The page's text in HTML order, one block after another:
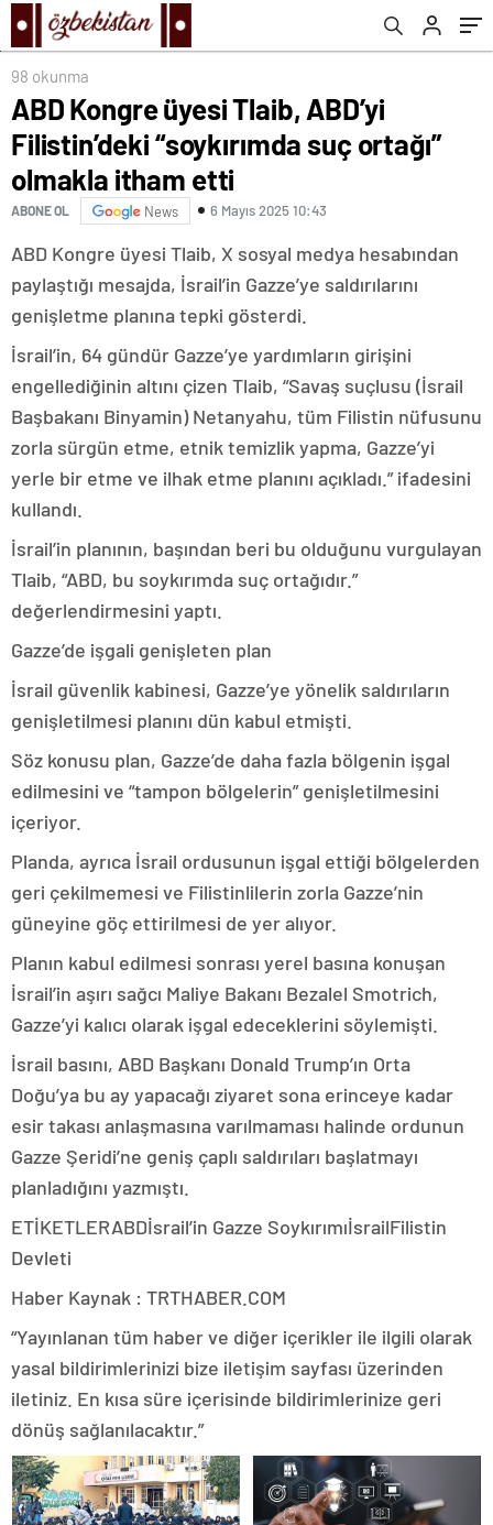
98 okunma
ABD Kongre üyesi Tlaib, ABD’yi
Filistin’deki “soykırımda suç ortağı”
olmakla itham etti
ABONE OL News 6 Mayıs 2025 10:43
ABD Kongre üyesi Tlaib, X sosyal medya hesabından
paylaştığı mesajda, İsrail’in Gazze’ye saldırılarını
genişletme planına tepki gösterdi.
İsrail’in, 64 gündür Gazze’ye yardımların girişini
engellediğinin altını çizen Tlaib, “Savaş suçlusu (İsrail
Başbakanı Binyamin) Netanyahu, tüm Filistin nüfusunu
zorla sürgün etme, etnik temizlik yapma, Gazze’yi
yerle bir etme ve ilhak etme planını açıkladı.” ifadesini
kullandı.
İsrail’in planının, başından beri bu olduğunu vurgulayan
Tlaib, “ABD, bu soykırımda suç ortağıdır.”
değerlendirmesini yaptı.
Gazze’de işgali genişleten plan
İsrail güvenlik kabinesi, Gazze’ye yönelik saldırıların
genişletilmesi planını dün kabul etmişti.
Söz konusu plan, Gazze’de daha fazla bölgenin işgal
edilmesini ve “tampon bölgelerin” genişletilmesini
içeriyor.
Planda, ayrıca İsrail ordusunun işgal ettiği bölgelerden
geri çekilmemesi ve Filistinlilerin zorla Gazze’nin
güneyine göç ettirilmesi de yer alıyor.
Planın kabul edilmesi sonrası yerel basına konuşan
İsrail’in aşırı sağcı Maliye Bakanı Bezalel Smotrich,
Gazze’yi kalıcı olarak işgal edeceklerini söylemişti.
İsrail basını, ABD Başkanı Donald Trump’ın Orta
Doğu’ya bu ay yapacağı ziyaret sona erinceye kadar
esir takası anlaşmasına varılmaması halinde ordunun
Gazze Şeridi’ne geniş çaplı saldırıları başlatmayı
planladığını yazmıştı.
ETİKETLERABDİsrail’in Gazze SoykırımıİsrailFilistin
Devleti
Haber Kaynak : TRTHABER.COM
“Yayınlanan tüm haber ve diğer içerikler ile ilgili olarak
yasal bildirimlerinizi bize iletişim sayfası üzerinden
iletiniz. En kısa süre içerisinde bildirimlerinize geri
dönüş sağlanılacaktır.”